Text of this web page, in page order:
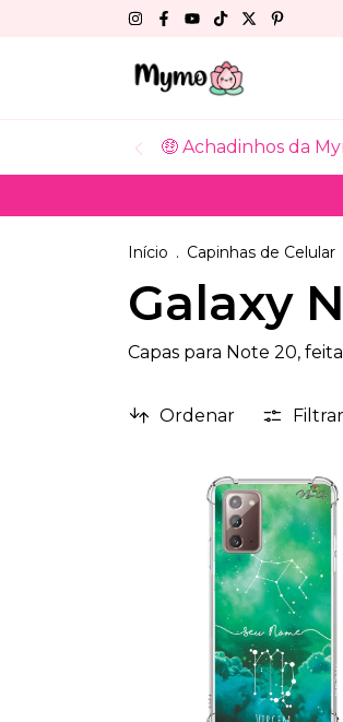
🤑 Achadinhos da
Início . Capinhas de Celular
Galaxy
Capas para Note 20,
Ordenar Filtrar